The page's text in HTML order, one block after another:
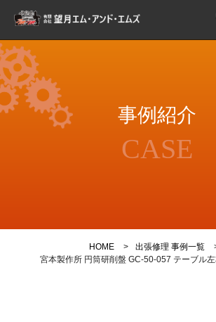
HOME
出張修理
オーバーホール
事例紹介
会社案内
事例紹介
CASE
HOME
出張修理 事例一覧
宮本製作所 円筒研削盤 GC-50-057 テーブル